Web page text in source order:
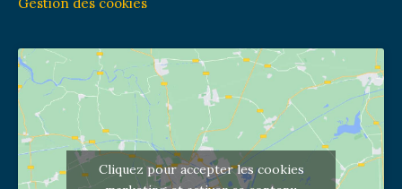
Cliquez pour accepter les cookies